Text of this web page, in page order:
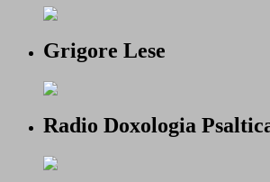
Grigore Lese
Radio Doxologia